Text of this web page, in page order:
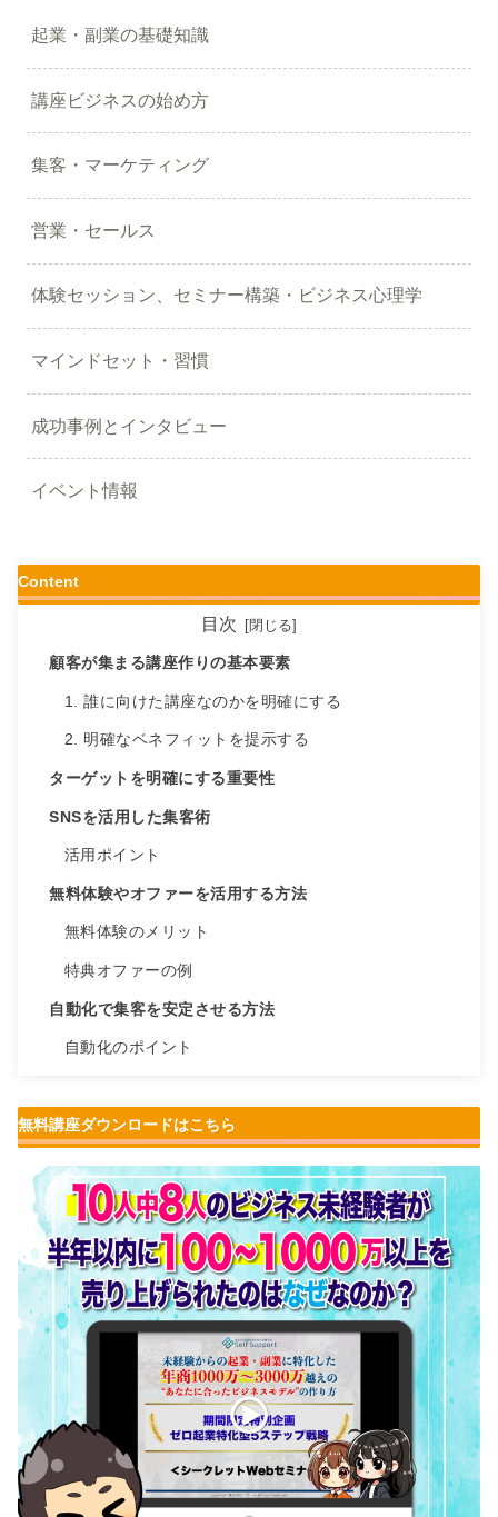
起業・副業の基礎知識
講座ビジネスの始め方
集客・マーケティング
営業・セールス
体験セッション、セミナー構築・ビジネス心理学
マインドセット・習慣
成功事例とインタビュー
イベント情報
Content
目次
顧客が集まる講座作りの基本要素
1. 誰に向けた講座なのかを明確にする
2. 明確なベネフィットを提示する
ターゲットを明確にする重要性
SNSを活用した集客術
活用ポイント
無料体験やオファーを活用する方法
無料体験のメリット
特典オファーの例
自動化で集客を安定させる方法
自動化のポイント
次に行うと良いこと！
無料講座ダウンロードはこちら